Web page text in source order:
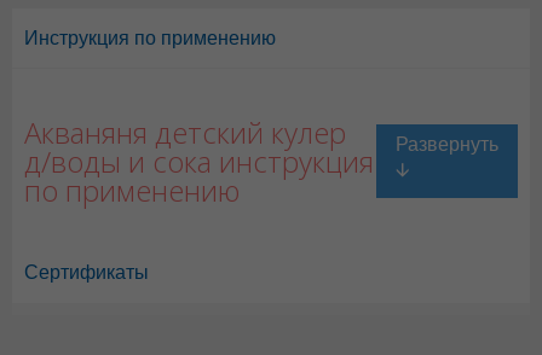
Инструкция по применению
Акваняня детский кулер
д/воды и сока инструкция
по применению
Сертификаты